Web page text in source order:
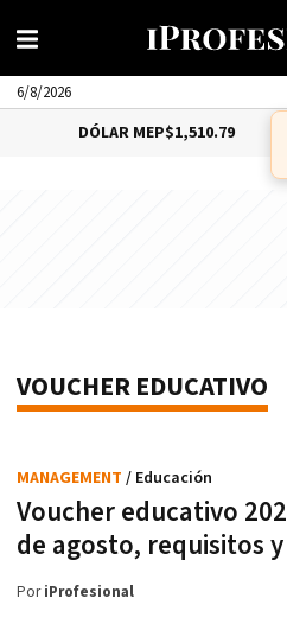
6/8/2026
DÓLAR MEP$1,510.79
VOUCHER EDUCATIVO
Voucher educativo
de agosto, requisitos
MANAGEMENT / Educación
PoriProfesional